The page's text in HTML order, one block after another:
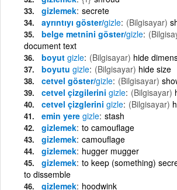
gizlemek secrete
ayrıntıyı göster/gizle (Bilgisayar)
belge metnini göster/gizle
document text
boyut gizle (Bilgisayar) hide
boyutu gizle (Bilgisayar) hide size
cetvel göster/gizle (Bilgisayar)
cetvel çizgilerini gizle (Bilgisayar)
cetvel çizglerini gizle (Bilgisayar)
emin yere gizle stash
gizlemek to camouflage
gizlemek camouflage
gizlemek hugger mugger
gizlemek to keep (something)
to dissemble
gizlemek hoodwink